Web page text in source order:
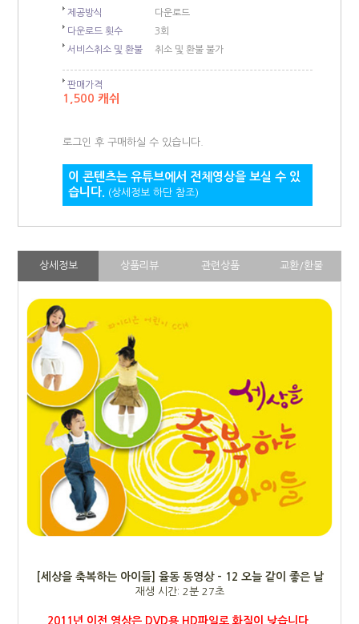
제공방식
다운로드
다운로드 횟수
3회
서비스취소 및 환불
취소 및 환불 불가
판매가격
1,500 캐쉬
로그인 후 구매하실 수 있습니다.
이 콘텐츠는 유튜브에서 전체영상을 보실 수 있
습니다.
(상세정보 하단 참조)
상세정보 상품리뷰 관련상품 교환/환불
[세상을 축복하는 아이들] 율동 동영상 - 12 오늘 같이 좋은 날
재생 시간: 2분 27초
2011년 이전 영상은 DVD용 HD파일로 화질이 낮습니다.